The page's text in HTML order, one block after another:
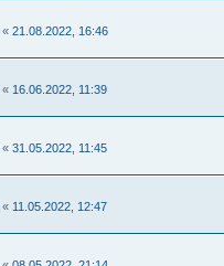
« 21.08.2022, 16:46
« 16.06.2022, 11:39
« 31.05.2022, 11:45
« 11.05.2022, 12:47